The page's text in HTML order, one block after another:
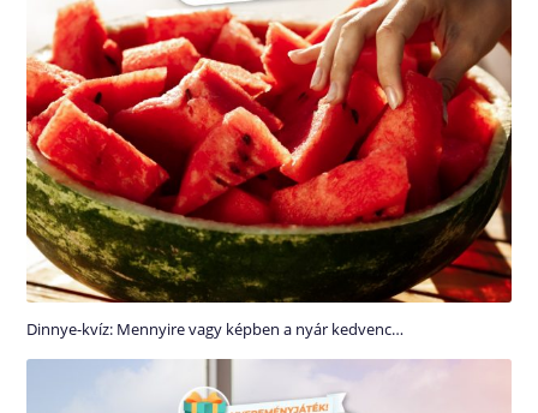
Dinnye-kvíz: Mennyire vagy képben a nyár kedvenc…